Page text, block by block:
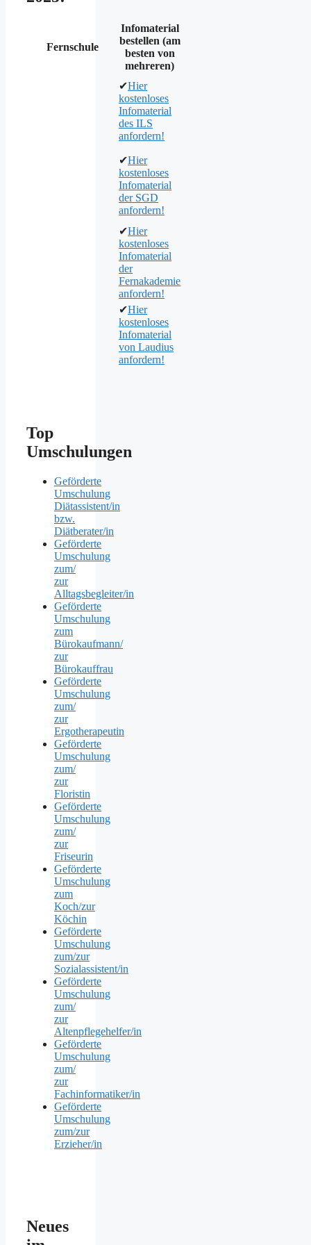
Fernschule
Infomaterial
bestellen (am
besten von
mehreren)
✔Hier
kostenloses
Infomaterial
des ILS
anfordern!
✔Hier
kostenloses
Infomaterial
der SGD
anfordern!
✔Hier
kostenloses
Infomaterial
der
Fernakademie
anfordern!
✔Hier
kostenloses
Infomaterial
von Laudius
anfordern!
Top
Umschulungen
Geförderte
Umschulung
Diätassistent/in
bzw.
Diätberater/in
Geförderte
Umschulung
zum/
zur
Alltagsbegleiter/in
Geförderte
Umschulung
zum
Bürokaufmann/
zur
Bürokauffrau
Geförderte
Umschulung
zum/
zur
Ergotherapeutin
Geförderte
Umschulung
zum/
zur
Floristin
Geförderte
Umschulung
zum/
zur
Friseurin
Geförderte
Umschulung
zum
Koch/zur
Köchin
Geförderte
Umschulung
zum/zur
Sozialassistent/in
Geförderte
Umschulung
zum/
zur
Altenpflegehelfer/in
Geförderte
Umschulung
zum/
zur
Fachinformatiker/in
Geförderte
Umschulung
zum/zur
Erzieher/in
Neues